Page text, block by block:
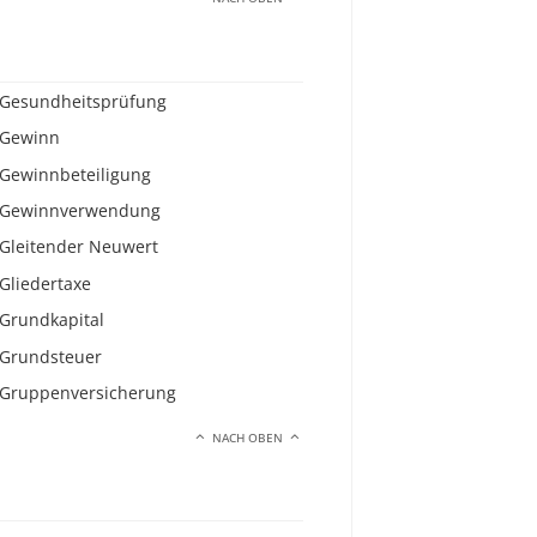
Gesundheitsprüfung
Gewinn
Gewinnbeteiligung
Gewinnverwendung
Gleitender Neuwert
Gliedertaxe
Grundkapital
Grundsteuer
Gruppenversicherung
NACH OBEN